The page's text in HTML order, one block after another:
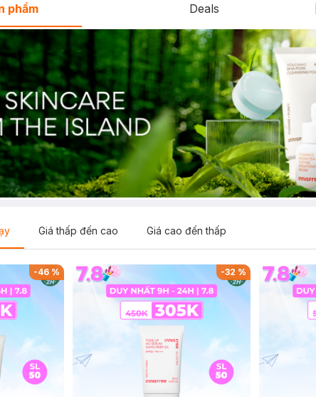
phẩm Deals
Giá thấp đến cao Giá cao đến thấp
-46% -32 %